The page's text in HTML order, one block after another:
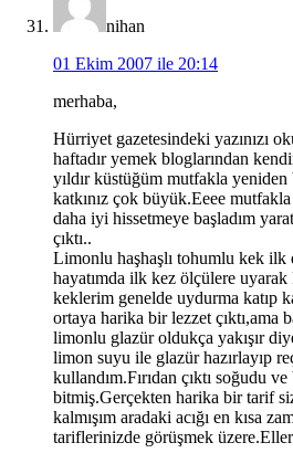
nihan
01 Ekim 2007 ile 20:14
merhaba,
Hürriyet gazetesindeki yazınızı
haftadır yemek bloglarından
yıldır küstüğüm mutfakla yeniden
katkınız çok büyük.Eeee
daha iyi hissetmeye başladım
çıktı..
Limonlu haşhaşlı tohumlu kek
hayatımda ilk kez ölçülere uyarak
keklerim genelde uydurma katıp
ortaya harika bir lezzet çıktı,ama
limonlu glazür oldukça yakışır
limon suyu ile glazür hazırlayıp
kullandım.Fırıdan çıktı soğudu
bitmiş.Gerçekten harika bir tarif
kalmışım aradaki acığı en kısa
tariflerinizde görüşmek